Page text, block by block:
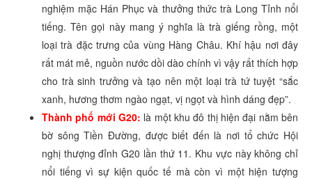
nghiệm mặc Hán Phục và thưởng thức trà Long Tỉnh nổi
tiếng. Tên gọi này mang ý nghĩa là trà giếng rồng, một
loại trà đặc trưng của vùng Hàng Châu. Khí hậu nơi đây
rất mát mẻ, nguồn nước dồi dào chính vì vậy rất thích hợp
cho trà sinh trưởng và tạo nên một loại trà tứ tuyệt “sắc
xanh, hương thơm ngào ngạt, vị ngọt và hình dáng đẹp”.
Thành phố mới G20: là một khu đô thị hiện đại nằm bên
bờ sông Tiền Đường, được biết đến là nơi tổ chức Hội
nghị thượng đỉnh G20 lần thứ 11. Khu vực này không chỉ
nổi tiếng vì sự kiện quốc tế mà còn vì một hiện tượng